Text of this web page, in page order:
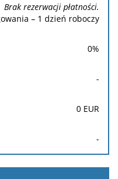
Brak rezerwacji płatności.
– 1 dzień roboczy
0%
-
0 EUR
-